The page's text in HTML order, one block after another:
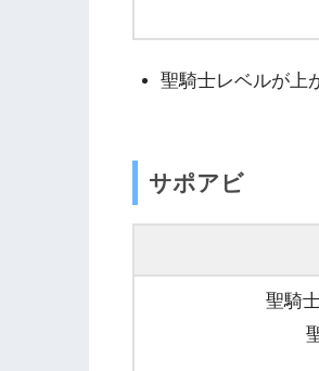
聖騎士レベルが上
サポアビ
聖騎